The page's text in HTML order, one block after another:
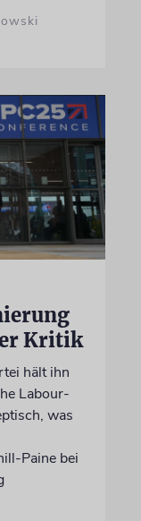
Kritik
hält ihn
Labour-
was
Paine bei